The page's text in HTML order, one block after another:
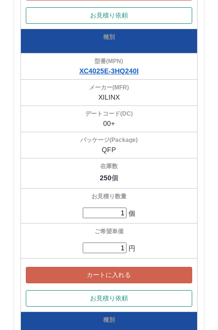
お見積り依頼
XC4025E-3HQ240I
XILINX
00+
QFP
250個
個
円
カートに入れる
お見積り依頼